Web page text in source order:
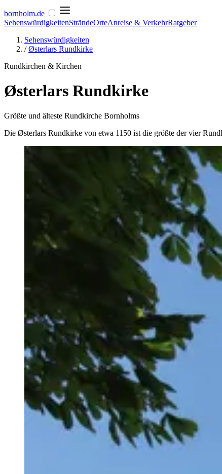
bornholm.de
SehenswürdigkeitenSträndeOrteAnreise & VerkehrRatgeber
Sehenswürdigkeiten
/ Østerlars Rundkirke
Rundkirchen & Kirchen
Østerlars Rundkirke
Größte und älteste Rundkirche Bornholms
Die Østerlars Rundkirke von etwa 1150 ist die größte der vier